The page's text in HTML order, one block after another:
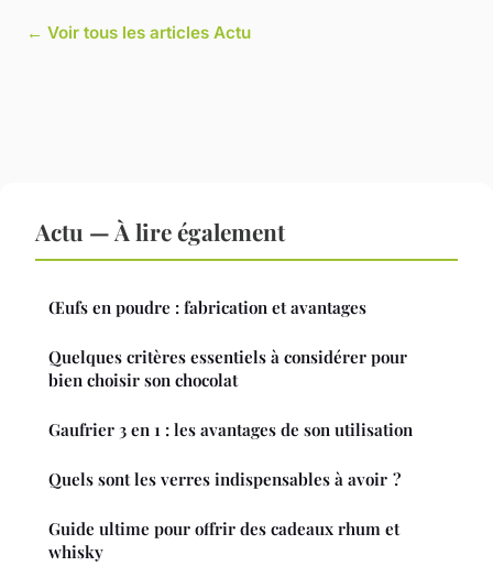
← Voir tous les articles Actu
Actu — À lire également
Œufs en poudre : fabrication et avantages
Quelques critères essentiels à considérer pour
bien choisir son chocolat
Gaufrier 3 en 1 : les avantages de son utilisation
Quels sont les verres indispensables à avoir ?
Guide ultime pour offrir des cadeaux rhum et
whisky